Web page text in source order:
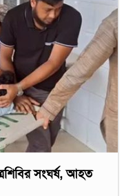
সংঘর্ষ, আহত